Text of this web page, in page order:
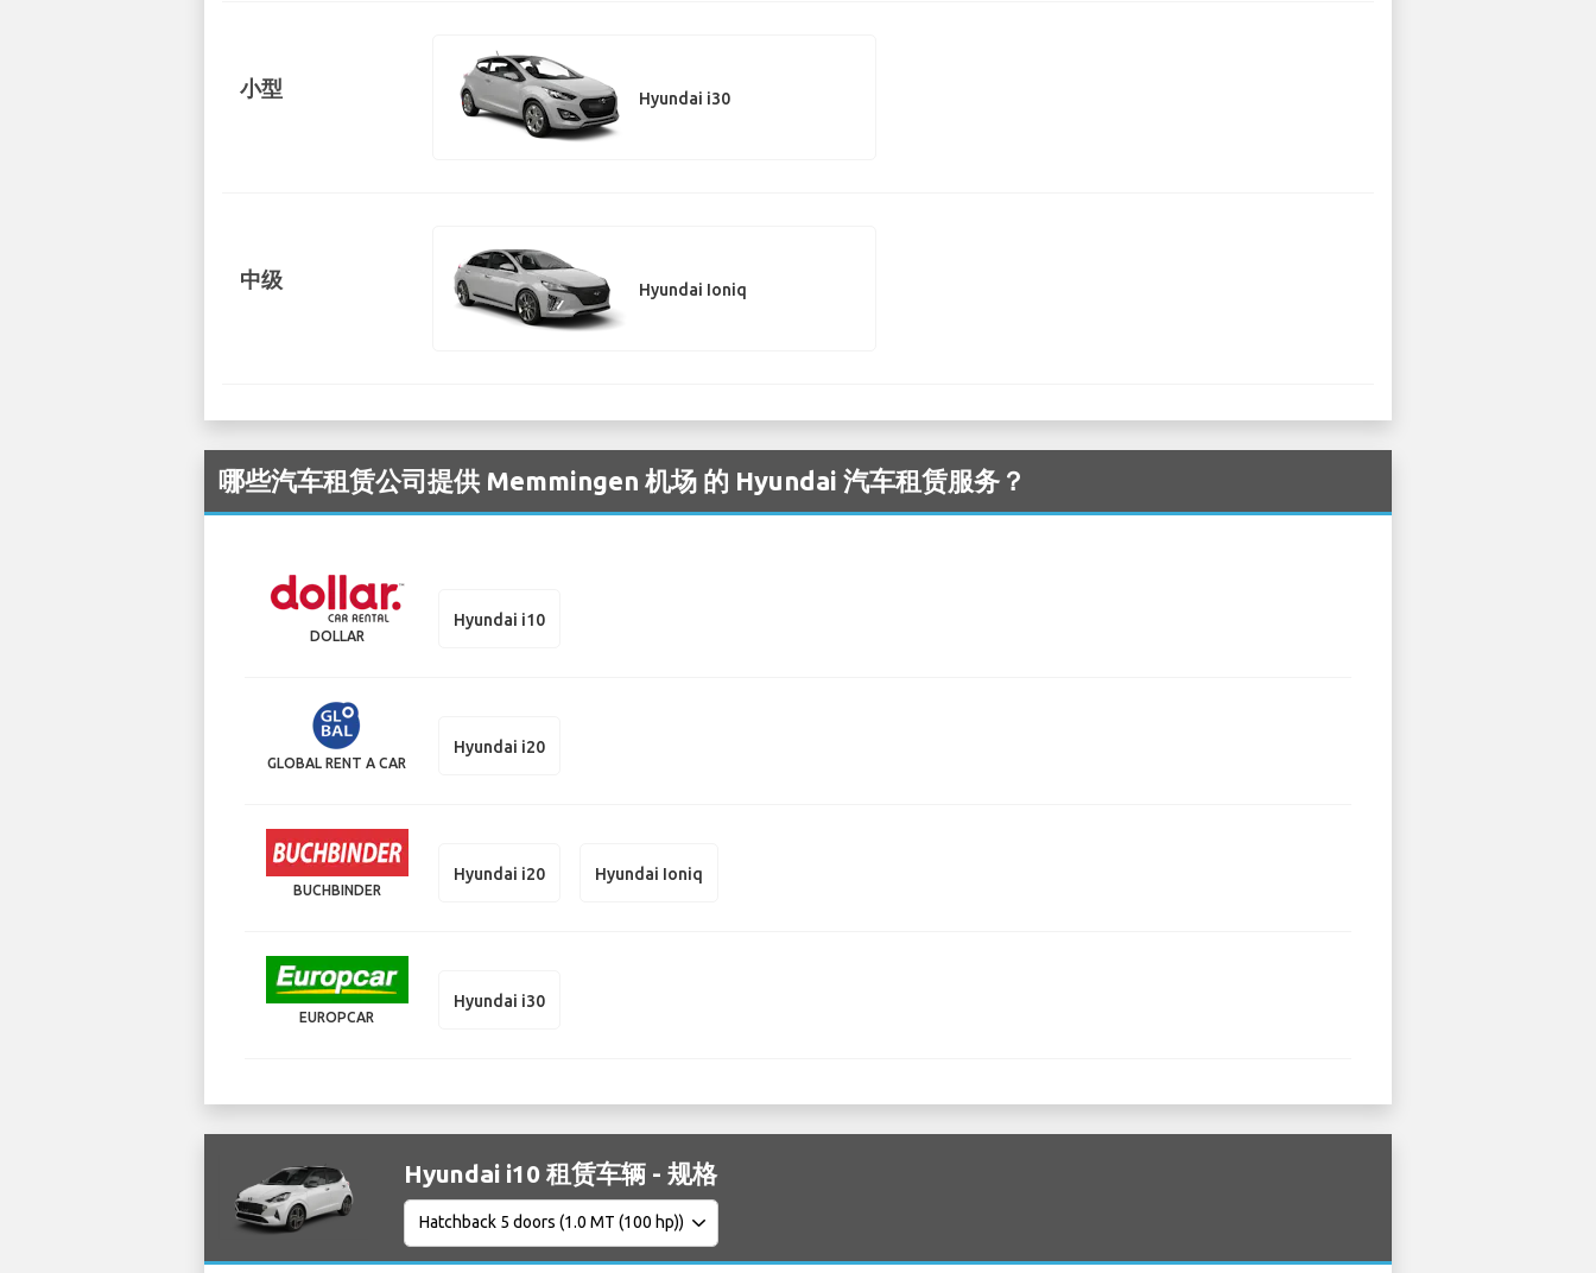
小型 Hyundai i30
中级 Hyundai Ioniq
哪些汽车租赁公司提供 Memmingen 机场 的 Hyundai 汽车租赁服务？
DOLLAR
Hyundai i10
GLOBAL RENT A CAR
Hyundai i20
BUCHBINDER
Hyundai i20 Hyundai Ioniq
EUROPCAR
Hyundai i30
Hyundai i10 租赁车辆 - 规格